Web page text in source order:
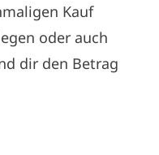
Kauf
oder auch
dir den Betrag